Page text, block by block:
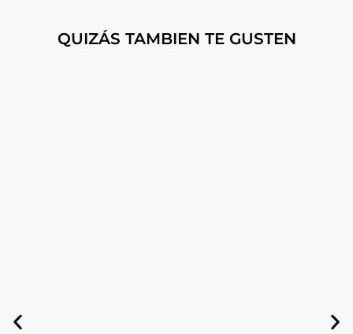
QUIZÁS TAMBIEN TE GUSTEN